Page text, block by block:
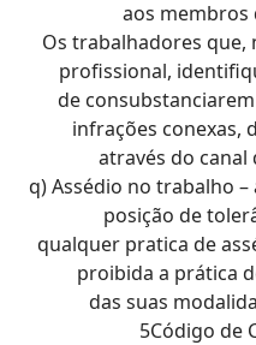
aos membros
Os trabalhadores que,
profissional,
de
infrações conexas,
através do
q) Assédio no trabalho
posição de
qualquer pratica de
proibida a prática
das suas
5Código de